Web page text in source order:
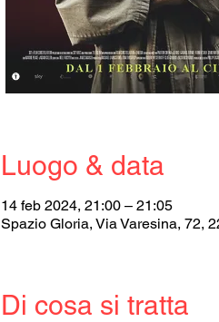
Luogo & data
14 feb 2024, 21:00 – 21:05
Spazio Gloria, Via Varesina, 72,
Di cosa si tratta